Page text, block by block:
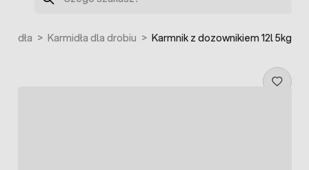
> Karmidła dla drobiu > Karmnik z dozownikiem 12l 5kg